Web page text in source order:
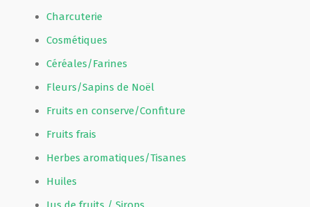
Charcuterie
Cosmétiques
Céréales/Farines
Fleurs/Sapins de Noël
Fruits en conserve/Confiture
Fruits frais
Herbes aromatiques/Tisanes
Huiles